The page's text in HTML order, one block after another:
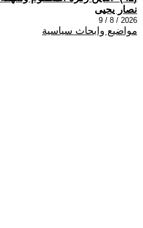
نصار يحيى
2026 / 8 / 9
مواضيع وابحاث سياسية